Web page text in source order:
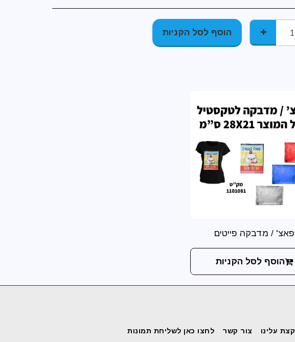
הוסף לסל הקניות
פאצ' / מדבקה פייטים
הוסף לסל הקניות
קצת עלינו צור קשר לחצו כאן לשליחת תמונות